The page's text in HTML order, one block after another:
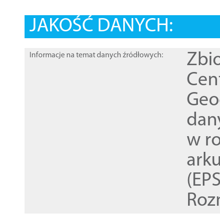
JAKOŚĆ DANYCH:
Informacje na temat danych źródłowych:
w